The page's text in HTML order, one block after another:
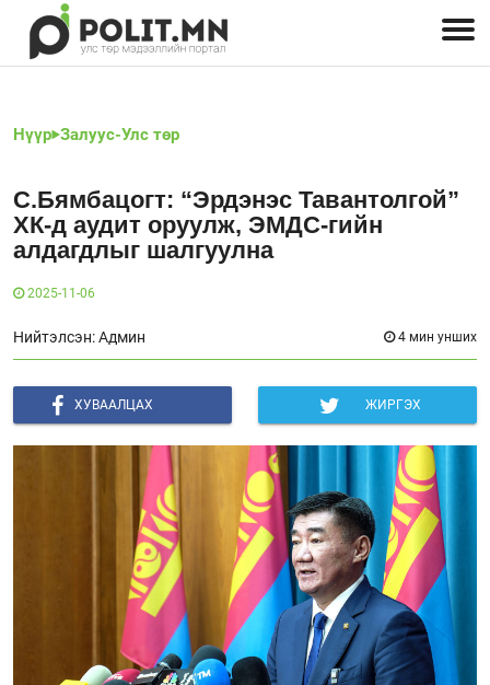
Нүүр Залуус-Улс төр
С.Бямбацогт: “Эрдэнэс Тавантолгой”
ХК-д аудит оруулж, ЭМДС-гийн
алдагдлыг шалгуулна
2025-11-06
Нийтэлсэн: Админ 4 мин унших
ХУВААЛЦАХ ЖИРГЭХ